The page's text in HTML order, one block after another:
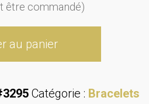
être commandé)
au panier
Catégorie : Bracelets